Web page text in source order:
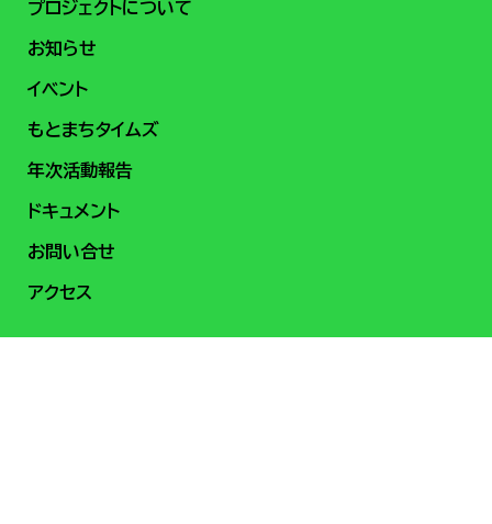
プロジェクトについて
お知らせ
イベント
もとまちタイムズ
年次活動報告
ドキュメント
お問い合せ
アクセス